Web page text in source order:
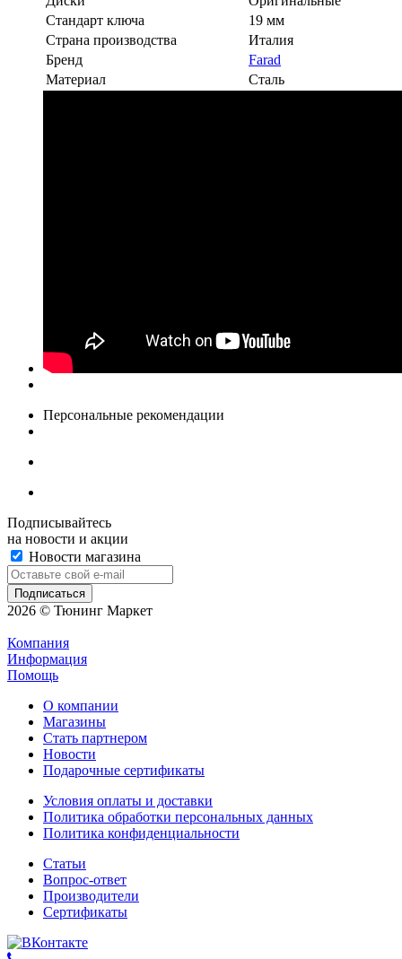
Стандарт ключа
19 мм
Страна производства
Италия
Бренд
Farad
Материал
Сталь
Персональные рекомендации
Подписывайтесь
на новости и акции
Новости магазина
2026 © Тюнинг Маркет
Компания
Информация
Помощь
О компании
Магазины
Стать партнером
Новости
Подарочные сертификаты
Условия оплаты и доставки
Политика обработки персональных данных
Политика конфиденциальности
Статьи
Вопрос-ответ
Производители
Сертификаты